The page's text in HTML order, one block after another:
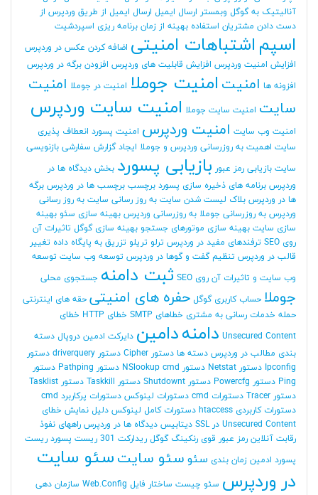
آنالیتیک به گوگل وبمستر ارسال ایمیل ارسال ایمیل از طریق وردپرس از
دست دادن مشتریان استفاده بهینه از زمان برنامه ریزی اسپردشیت
اسپم اشتباهات امنیتی اضافه کردن عکس در وردپرس
افزایش امنیت وردپرس افزایش قابلیت های وردپرس افزودن برگه در وردپرس
افزونه ها امنیت امنیت جوملا امنیت در جوملا امنیت
سایت امنیت سایت جوملا امنیت سایت وردپرس
امنیت وب سایت امنیت وردپرس امنیت پسورد انعطاف پذیری
سایت اهمیت به روزرسانی وردپرس و جوملا ایجاد گزارش سفارشی بازنویسی
سایت بازیابی رمز عبور بازیابی پسورد بخش دیدگاه ها در
وردپرس برنامه های ذخیره سازی پسورد برچسب برچسب ها در وردپرس برگه
ها در وردپرس بلاک لیست شدن سایت به روز رسانی سایت به روز رسانی
وردپرس به روزرسانی جوملا به روزرسانی وردپرس بهینه سازی سئو بهینه
سازی سایت بهینه سازی موتورهای جستجو بهینه سازی گوگل تاثیرات آن
روی SEO
ترفندهای مفید در وردپرس ترلو تریلو تزریق به پایگاه داده تغییر
قالب در وردپرس تنظیم گفت و گوها در وردپرس توسعه وب سایت توسعه
وب سایت و تاثیرات آن روی SEO
ثبت دامنه جستجوی محلی
جوملا حساب کاربری گوگل حفره های امنیتی حقه های اینترنتی
حمله خدمات رسانی به مشتری خطاهای SMTP خطای HTTP
خطای
Unsecured Content دامنهدامین دایرکت ادمین دروپال دسته
بندی مطالب در وردپرس دسته ها دستور Cipher دستور driverquery
دستور
Ipconfig دستور Netstat دستور NSlookup cmd دستور Pathping
دستور
Ping دستور Powercfg دستور Shutdownt دستور Taskkill
دستور Tasklist
دستور Tracer
دستورات cmd دستورات لینوکس دستورات پرکاربرد cmd
دستورات کاربردی htaccess
دستورات کامل لینوکس دلیل نمایش خطای
Unsecured Content در SSL
دیتابیس دیدگاه ها در وردپرس راههای نفوذ
رقابت آنلاین رمز عبور قوی رنکینگ گوگل ریدارکت 301 ریست پسورد ریست
پسورد ادمین زمان بندی سئو سئو سایت سئو سایت
در وردپرس سئو چیست ساختار فایل Web.Config
سازمان دهی